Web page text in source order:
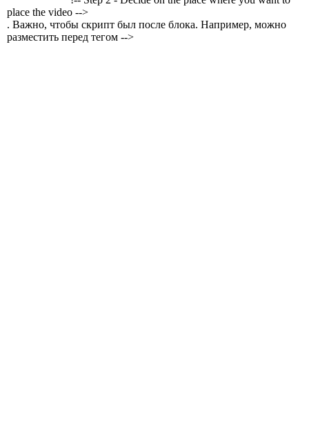
place the video -->
. Важно, чтобы скрипт был после блока. Например, можно
разместить перед тегом -->